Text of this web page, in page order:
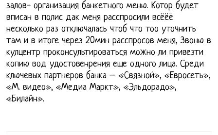
залов- организация банкетного меню. Котор будет
вписан в полис дак меня расспросили всёёё
несколько раз отключалась чтоб что тоо уточнить
там и в итоге через 20мин расспросов меня, Звоню в
кулцентр проконсультироваться можно ли привезти
копию вод удостовенрения еще одного лица. Среди
ключевых партнеров банка – «Связной», «Евросеть»,
«М. видео», «Медиа Маркт», «Эльдорадо»,
«Билайн».